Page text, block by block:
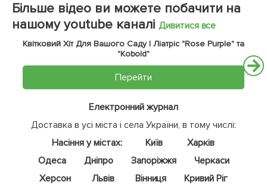
Більше відео ви можете побачити на
нашому youtube каналі Дивитися все
Квітковий Хіт Для Вашого Саду | Ліатріс "Rose Purple" та
"Kobold"
Перейти
Електронний журнал
Доставка в усі міста і села України, в тому числі:
Насіння у містах:
Київ
Харків
Одеса
Дніпро Запоріжжя
Черкаси
Херсон
Львів Вінниця
Кривий Ріг